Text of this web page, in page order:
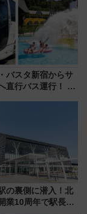
バスタ新宿からサ
直行バス運行！ お
の裏側に潜入！北
業10周年で駅長